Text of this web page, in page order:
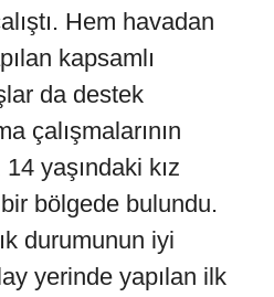
Hem havadan
kapsamlı
da destek
çalışmalarının
yaşındaki kız
bölgede bulundu.
durumunun iyi
yerinde yapılan ilk